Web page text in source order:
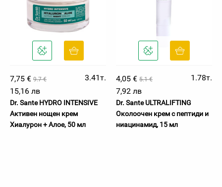
7,75 € 9.7 €
3.41т.
15,16 лв
Dr. Sante HYDRO INTENSIVE
Активен нощен крем
Хиалурон + Алое, 50 мл
4,05 € 5.1 €
1.78т.
7,92 лв
Dr. Sante ULTRALIFTING
Околоочен крем с пептиди и
ниацинамид, 15 мл